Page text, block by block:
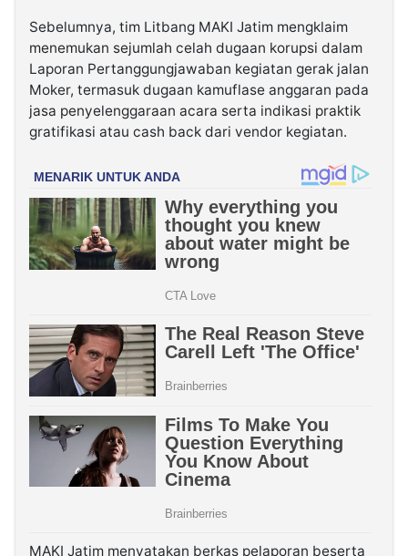
Sebelumnya, tim Litbang MAKI Jatim mengklaim
menemukan sejumlah celah dugaan korupsi dalam
Laporan Pertanggungjawaban kegiatan gerak jalan
Moker, termasuk dugaan kamuflase anggaran pada
jasa penyelenggaraan acara serta indikasi praktik
gratifikasi atau cash back dari vendor kegiatan.
MAKI Jatim menyatakan berkas pelaporan beserta